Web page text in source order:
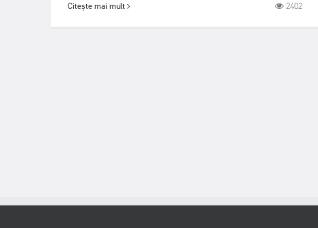
Citește mai mult 2402